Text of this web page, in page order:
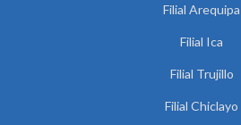
Filial Arequipa
Filial Ica
Filial Trujillo
Filial Chiclayo